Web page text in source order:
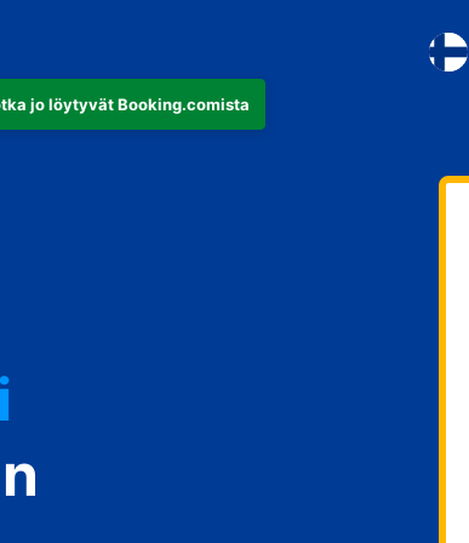
jo löytyvät Booking.comista